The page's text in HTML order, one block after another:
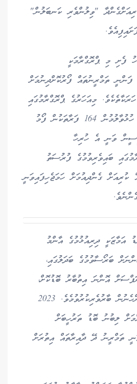
"ވިލުންވެރި ކަނބަލުން"
ދުވަހު ފެށި މި ޕްރޮގްރާމަކީ
ތަމްރީނުތައް ފޯރުކޮށްދިނުމަށް
މިއަހަރުގެ ޕްރޮގްރާމުގައި
ބައިވެރިވުމަށް ފުރުސަތު ހުޅުވާލުމުން 164 ފަރާތަކުން ފޯމު
ވަނީ އެ ހުރިހާ
ބައިވެރިވުމުގެ ފުރުސަތު
ކުރިއަށް ގެންދިއުމަށް ހަމަޖެހިފައިވަނީ
އަމާޒަކީ ދިރިއުޅުމުގެ އާންމު
ބަރޯސާވުމުގެ ބަދަލުގައި،
އޮންނަ އިތުބާރު ބޮޑުކޮށް،
ފަންނީ ދާއިރާތަކުން އަންހެނުން ބާރުވެރިކުރުވުމެވެ. 2023
ލިބުނު ބޮޑު ތަރުހީބަށް
ތަމްރީނު ދޭ ދާއިރާތައް އިތުރަށް